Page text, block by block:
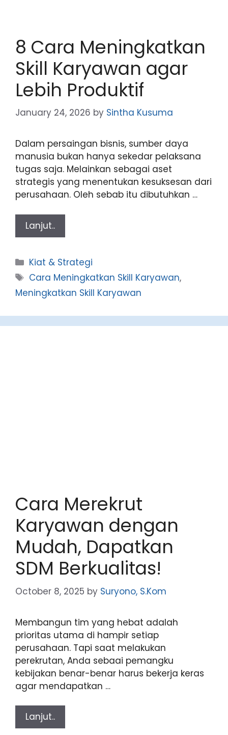
8 Cara Meningkatkan
Skill Karyawan agar
Lebih Produktif
January 24, 2026 by Sintha Kusuma
Dalam persaingan bisnis, sumber daya
manusia bukan hanya sekedar pelaksana
tugas saja. Melainkan sebagai aset
strategis yang menentukan kesuksesan dari
perusahaan. Oleh sebab itu dibutuhkan …
Lanjut..
Categories
Kiat & Strategi
Tags
Cara Meningkatkan Skill Karyawan,
Meningkatkan Skill Karyawan
Cara Merekrut
Karyawan dengan
Mudah, Dapatkan
SDM Berkualitas!
October 8, 2025 by Suryono, S.Kom
Membangun tim yang hebat adalah
prioritas utama di hampir setiap
perusahaan. Tapi saat melakukan
perekrutan, Anda sebaai pemangku
kebijakan benar-benar harus bekerja keras
agar mendapatkan …
Lanjut..